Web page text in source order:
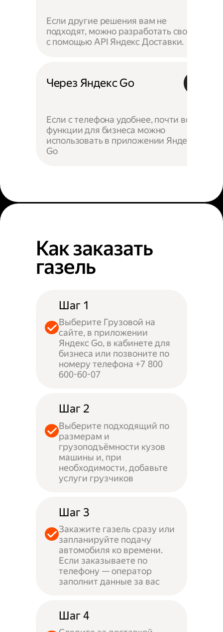
Если другие решения вам не
подходят, можно разработать своё —
с помощью API Яндекс Доставки.
Через Яндекс Go
Если с телефона удобнее, почти все
функции для бизнеса можно
использовать в приложении Яндекс
Go
Как заказать
газель
Шаг 1
Выберите Грузовой на
сайте, в приложении
Яндекс Go, в кабинете для
бизнеса или позвоните по
номеру телефона +7 800
600-60-07
Шаг 2
Выберите подходящий по
размерам и
грузоподъёмности кузов
машины и, при
необходимости, добавьте
услуги грузчиков
Шаг 3
Закажите газель сразу или
запланируйте подачу
автомобиля ко времени.
Если заказываете по
телефону — оператор
заполнит данные за вас
Шаг 4